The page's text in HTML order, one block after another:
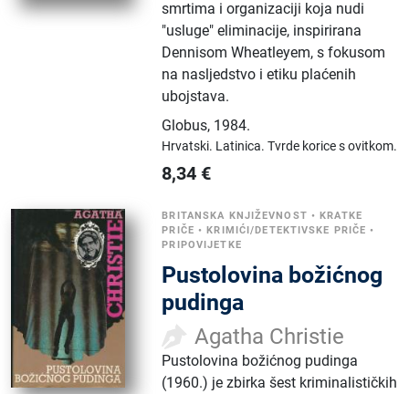
smrtima i organizaciji koja nudi
"usluge" eliminacije, inspirirana
Dennisom Wheatleyem, s fokusom
na nasljedstvo i etiku plaćenih
ubojstava.
Globus, 1984.
Hrvatski. Latinica.Tvrde korice s ovitkom.
8,34 €
BRITANSKA KNJIŽEVNOST •KRATKE
PRIČE •KRIMIĆI/DETEKTIVSKE PRIČE •
PRIPOVIJETKE
Pustolovina božićnog
pudinga
Agatha Christie
Pustolovina božićnog pudinga
(1960.) je zbirka šest kriminalističkih